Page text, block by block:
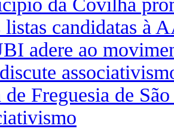
da Covilhã
listas candidatas à
adere ao
de Freguesia de